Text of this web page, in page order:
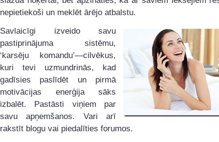
nepietiekoši un meklēt ārējo atbalstu.
Savlaicīgi izveido savu
pastiprinājuma sistēmu,
‘karsēju komandu’—cilvēkus,
kuri tevi uzmundrinās, kad
gadīsies paslīdēt un pirmā
motivācijas enerģija sāks
izbalēt. Pastāsti viņiem par
savu apņemšanos. Vari arī
rakstīt blogu vai piedalīties forumos.